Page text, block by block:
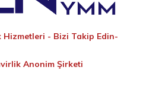
Hizmetleri - Bizi Takip Edin-
Anonim Şirketi